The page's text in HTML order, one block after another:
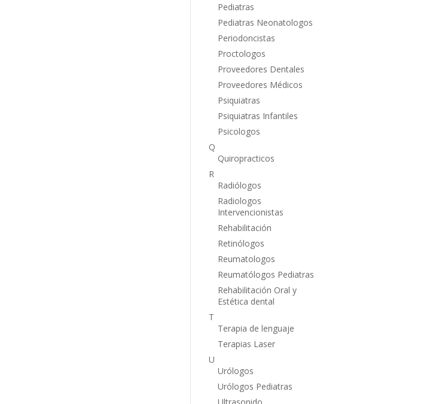
Pediatras
Pediatras Neonatologos
Periodoncistas
Proctologos
Proveedores Dentales
Proveedores Médicos
Psiquiatras
Psiquiatras Infantiles
Psicologos
Q
Quiropracticos
R
Radiólogos
Radiologos
Intervencionistas
Rehabilitación
Retinólogos
Reumatologos
Reumatólogos Pediatras
Rehabilitación Oral y
Estética dental
T
Terapia de lenguaje
Terapias Laser
U
Urólogos
Urólogos Pediatras
Ultrasonido